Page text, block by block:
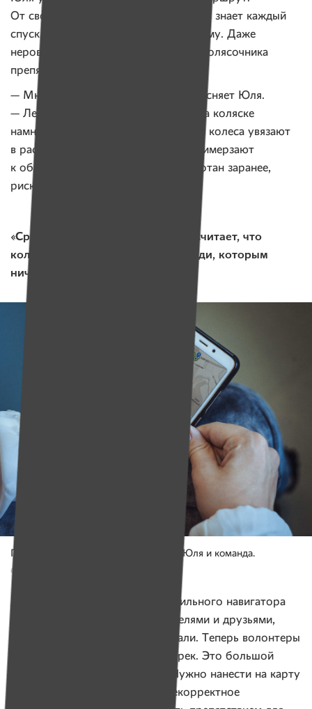
От своего подъезда до остановки она знает каждый
спуск, каждую ступеньку и каждую яму. Даже
неровный асфальт может стать для колясочника
препятствием на пути к цели.
— Многое зависит от сезона, — объясняет Юля.
— Летом передвигаться по городу на коляске
намного удобнее, чем осенью, когда колеса увязают
в раскисшей грязи. А зимой руки примерзают
к ободам! Если маршрут не проработан заранее,
рискуешь оказаться в ловушке.
«Среднестатистический белорус считает, что
колясочники — это пассивные люди, которым
ничего не интересно»
Приложение, над которым работают Юля и команда.
Фото: Александр Васюкович, Имена
Девушка поделилась идеей мобильного навигатора
для колясочников с преподавателями и друзьями,
и в колледже ее сразу поддержали. Теперь волонтеры
исследуют Минск вдоль и поперек. Это большой
кусок работы, признает Юля. Нужно нанести на карту
каждую яму, косой тротуар, некорректное